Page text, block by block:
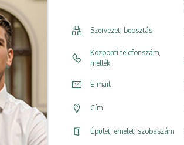
Szervezet, beosztás
Központi telefonszám,
mellék
E-mail
Cím
Épület, emelet, szobaszám